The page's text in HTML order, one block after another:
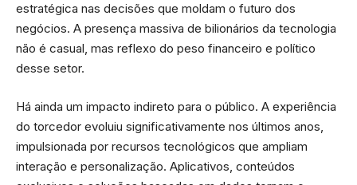
estratégica nas decisões que moldam o futuro dos
negócios. A presença massiva de bilionários da tecnologia
não é casual, mas reflexo do peso financeiro e político
desse setor.
Há ainda um impacto indireto para o público. A experiência
do torcedor evoluiu significativamente nos últimos anos,
impulsionada por recursos tecnológicos que ampliam
interação e personalização. Aplicativos, conteúdos